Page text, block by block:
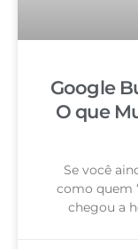
Google
O que
Se você
como quem
chegou a